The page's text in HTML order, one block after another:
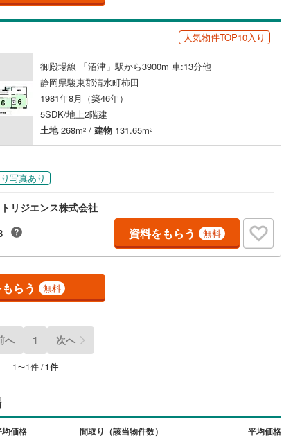
人気物件TOP10入り
御殿場線 「沼津」駅から3900m 車:13分他
静岡県駿東郡清水町柿田
1981年8月（築46年）
5SDK/地上2階建
土地268m2 / 建物 131.65m2
写真あり
リジエンス株式会社
資料をもらう 無料
らう 無料
へ 1 次へ
1〜1件 /1件
価格 間取り（該当物件数） 平均価格
島根 岡山 広島 山口
愛媛 高知
佐賀 長崎
この条件で検索する
伊豆の国市(41)
(31) 賀茂郡河津町
1)
12) 駿東郡長泉町(4)
3) この条件で検索する
この条件で検索する
バリアフリー住宅（0）
平屋・1階建て（0）
（納戸）（1）
駅
角地（0）
入居関連など
保存した条件を見る